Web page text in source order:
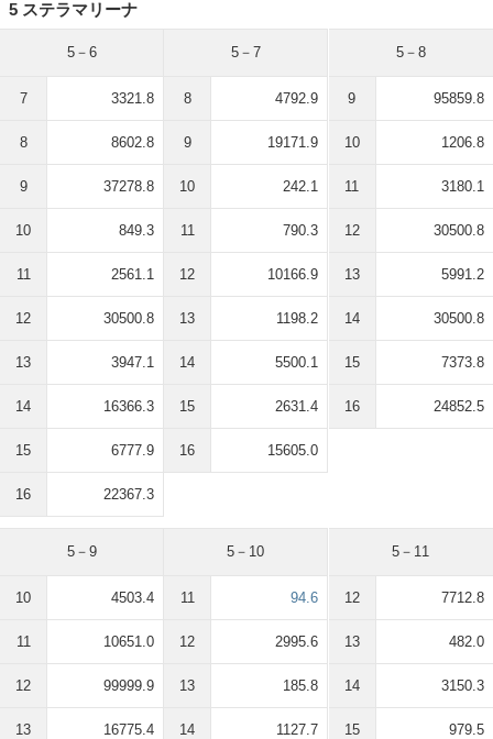
5 ステラマリーナ
5－6
7 3321.8
8 8602.8
9 37278.8
10 849.3
11 2561.1
12 30500.8
13 3947.1
14 16366.3
15 6777.9
16 22367.3
5－7
8 4792.9
9 19171.9
10 242.1
11 790.3
12 10166.9
13 1198.2
14 5500.1
15 2631.4
16 15605.0
5－8
9 95859.8
10 1206.8
11 3180.1
12 30500.8
13 5991.2
14 30500.8
15 7373.8
16 24852.5
5－9
10 4503.4
11 10651.0
12 99999.9
13 16775.4
5－10
11 94.6
12 2995.6
13 185.8
14 1127.7
5－11
12 7712.8
13 482.0
14 3150.3
15 979.5